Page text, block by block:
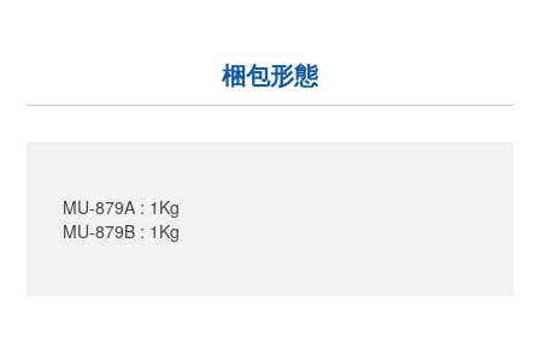
梱包形態
MU-879A : 1Kg
MU-879B : 1Kg